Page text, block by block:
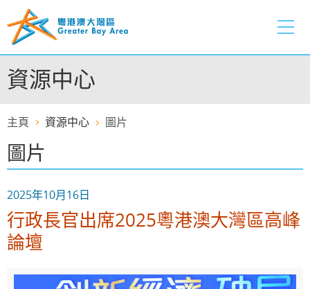
至
容
的
開
資源中心
主頁 資源中心 圖片
圖片
2025年10月16日
行政長官出席2025粵港澳大灣區高峰
論壇